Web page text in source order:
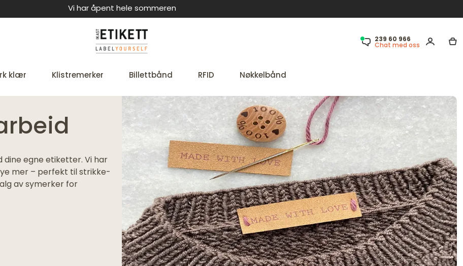
Vi har åpent hele sommeren
239 60 966
Chat med oss
klær Klistremerker Billettbånd RFID Nøkkelbånd
egne etiketter. Vi har
mer – perfekt til strikke-
av symerker for